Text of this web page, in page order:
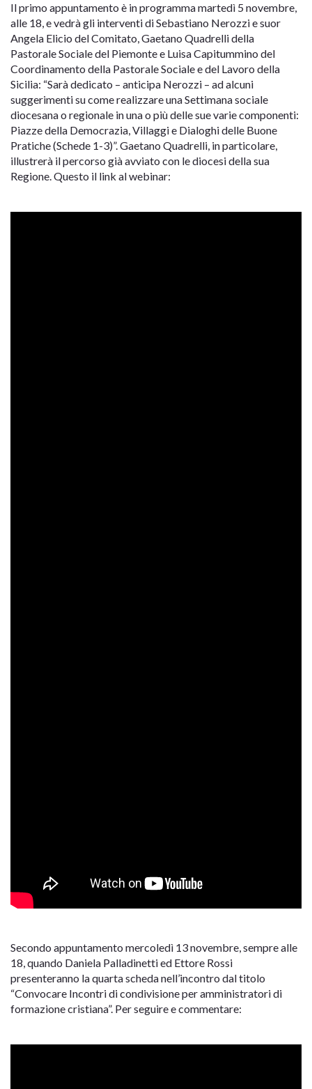
Il primo appuntamento è in programma martedì 5 novembre,
alle 18, e vedrà gli interventi di Sebastiano Nerozzi e suor
Angela Elicio del Comitato, Gaetano Quadrelli della
Pastorale Sociale del Piemonte e Luisa Capitummino del
Coordinamento della Pastorale Sociale e del Lavoro della
Sicilia: “Sarà dedicato – anticipa Nerozzi – ad alcuni
suggerimenti su come realizzare una Settimana sociale
diocesana o regionale in una o più delle sue varie componenti:
Piazze della Democrazia, Villaggi e Dialoghi delle Buone
Pratiche (Schede 1-3)”. Gaetano Quadrelli, in particolare,
illustrerà il percorso già avviato con le diocesi della sua
Regione. Questo il link al webinar:
Secondo appuntamento mercoledì 13 novembre, sempre alle
18, quando Daniela Palladinetti ed Ettore Rossi
presenteranno la quarta scheda nell’incontro dal titolo
“Convocare Incontri di condivisione per amministratori di
formazione cristiana”. Per seguire e commentare: